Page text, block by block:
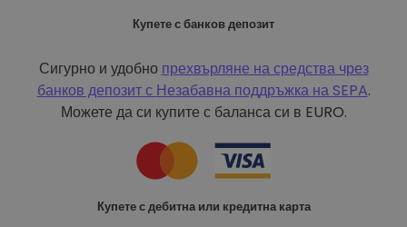
Купете с банков депозит
Сигурно и удобно прехвърляне на средства чрез
банков депозит с Незабавна поддръжка на SEPA.
Можете да си купите с баланса си в EURO.
Купете с дебитна или кредитна карта